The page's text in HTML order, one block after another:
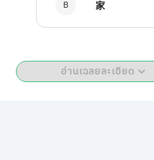
B 家
อ่านเฉลยละเอียด